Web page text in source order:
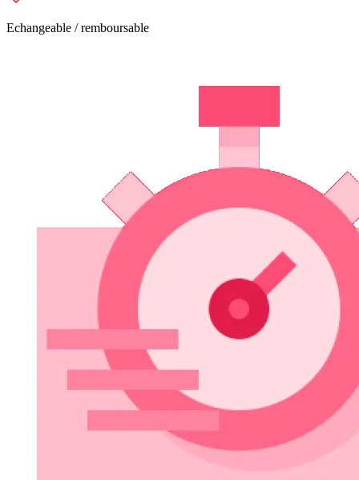
Echangeable / remboursable